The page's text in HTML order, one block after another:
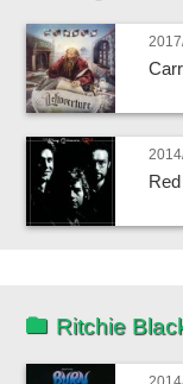
Red
Ritchie